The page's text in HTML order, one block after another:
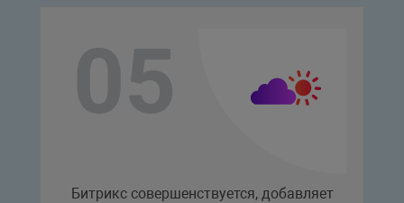
Битрикс совершенствуется, добавляет